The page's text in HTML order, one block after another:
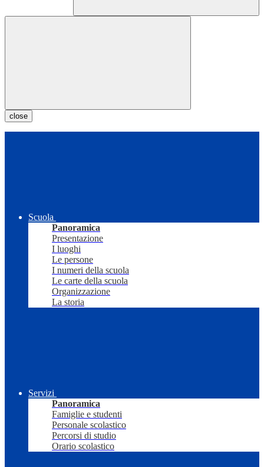
close
Scuola
Panoramica
Presentazione
I luoghi
Le persone
I numeri della scuola
Le carte della scuola
Organizzazione
La storia
Servizi
Panoramica
Famiglie e studenti
Personale scolastico
Percorsi di studio
Orario scolastico